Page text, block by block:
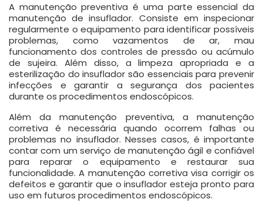
A manutenção preventiva é uma parte essencial da
manutenção de insuflador. Consiste em inspecionar
regularmente o equipamento para identificar possíveis
problemas, como vazamentos de ar, mau
funcionamento dos controles de pressão ou acúmulo
de sujeira. Além disso, a limpeza apropriada e a
esterilização do insuflador são essenciais para prevenir
infecções e garantir a segurança dos pacientes
durante os procedimentos endoscópicos.
Além da manutenção preventiva, a manutenção
corretiva é necessária quando ocorrem falhas ou
problemas no insuflador. Nesses casos, é importante
contar com um serviço de manutenção ágil e confiável
para reparar o equipamento e restaurar sua
funcionalidade. A manutenção corretiva visa corrigir os
defeitos e garantir que o insuflador esteja pronto para
uso em futuros procedimentos endoscópicos.